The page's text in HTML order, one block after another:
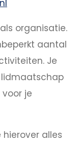
organisatie.
aantal
Je
je
hierover alles